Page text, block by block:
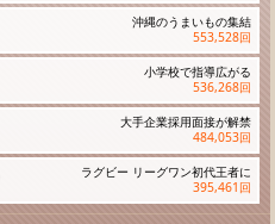
沖縄のうまいもの集結
553,528回
小学校で指導広がる
536,268回
大手企業採用面接が解禁
484,053回
ラグビー リーグワン初代王者に
395,461 回